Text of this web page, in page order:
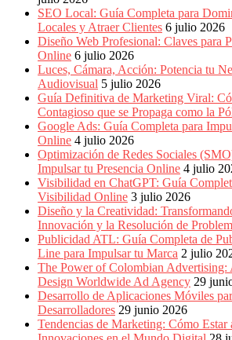
Periódicos
Producción
Gráfica
Colombia.
SEO Local: Guía Completa para
Locales y Atraer Clientes 6 julio 2026
Diseño Web Profesional: Claves para
Online 6 julio 2026
Luces, Cámara, Acción: Potencia tu
Audiovisual 5 julio 2026
Guía Definitiva de Marketing Viral:
Contagioso que se Propaga como la
Google Ads: Guía Completa para
Online 4 julio 2026
Optimización de Redes Sociales
Impulsar tu Presencia Online 4 julio
Visibilidad en ChatGPT: Guía
Visibilidad Online 3 julio 2026
Diseño y la Creatividad:
Innovación y la Resolución de
Publicidad ATL: Guía Completa de
Line para Impulsar tu Marca 2 julio
The Power of Colombian
Design Worldwide Ad Agency 29
Desarrollo de Aplicaciones Móviles
Desarrolladores 29 junio 2026
Tendencias de Marketing: Cómo Estar